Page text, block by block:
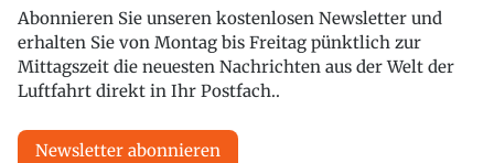
Abonnieren Sie unseren kostenlosen Newsletter und
erhalten Sie von Montag bis Freitag pünktlich zur
Mittagszeit die neuesten Nachrichten aus der Welt der
Luftfahrt direkt in Ihr Postfach..
Newsletter abonnieren